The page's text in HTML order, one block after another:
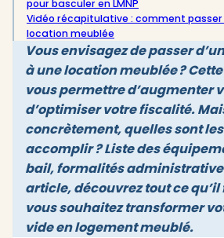
pour basculer en LMNP
Vidéo récapitulative : comment
location meublée
Vous envisagez de passer
à une location meublée ?
vous permettre d’augmenter
d’optimiser votre fiscalité.
concrètement, quelles sont
accomplir ? Liste des
bail, formalités
article, découvrez tout ce
vous souhaitez transformer
vide en logement meublé.